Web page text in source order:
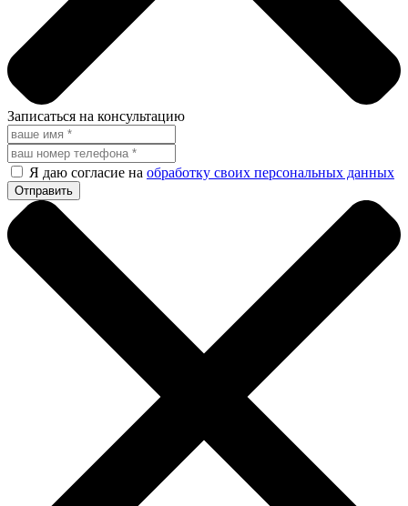
Записаться на консультацию
Я даю согласие на обработку своих персональных данных